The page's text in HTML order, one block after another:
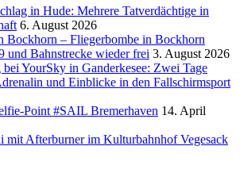
in Hude: Mehrere Tatverdächtige in
6. August 2026
Bockhorn – Fliegerbombe in Bockhorn
und Bahnstrecke wieder frei 3. August 2026
YourSky in Ganderkesee: Zwei Tage
und Einblicke in den Fallschirmsport
Point #SAIL Bremerhaven 14. April
mit Afterburner im Kulturbahnhof Vegesack